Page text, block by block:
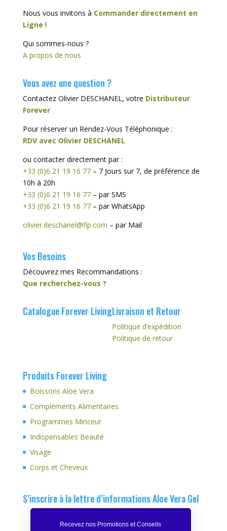
Nous vous invitons à Commander directement en
Ligne !
Qui sommes-nous ?
A propos de nous
Vous avez une question ?
Contactez Olivier DESCHANEL, votre Distributeur
Forever
Pour réserver un Rendez-Vous Téléphonique :
RDV avec Olivier DESCHANEL
ou contacter directement par :
+33 (0)6 21 19 16 77– 7 Jours sur 7, de préférence de
10h à 20h
+33 (0)6 21 19 16 77– par SMS
+33 (0)6 21 19 16 77– par WhatsApp
olivier.deschanel@flp.com – par Mail
Vos Besoins
Découvrez mes Recommandations :
Que recherchez-vous ?
Catalogue Forever LivingLivraison et Retour
Politique d’expédition
Politique de retour
Produits Forever Living
Boissons Aloe Vera
Compléments Alimentaires
Programmes Minceur
Indispensables Beauté
Visage
Corps et Cheveux
S’inscrire à la lettre d’informations Aloe Vera Gel
Recevez nos Promotions et Conseils